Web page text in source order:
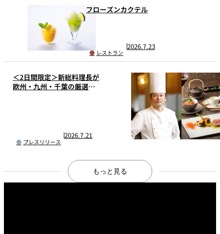
レストラン
フローズンカクテル
2026.7.23
プレスリリース
＜2日間限定＞新総料理長が
欧州・九州・千葉の厳選素
2026.7.21
もっと見る